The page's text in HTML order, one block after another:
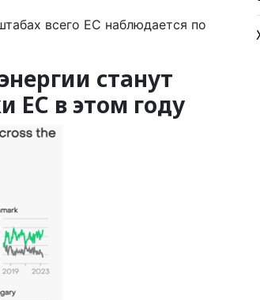
всего ЕС наблюдается по
станут
ЕС в этом году